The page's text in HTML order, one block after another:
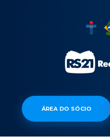
ÁREA DO SÓCIO